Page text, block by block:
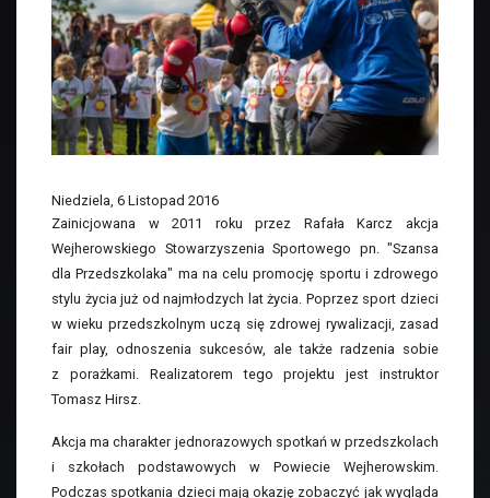
Niedziela, 6 Listopad 2016
Zainicjowana w 2011 roku przez Rafała Karcz akcja
Wejherowskiego Stowarzyszenia Sportowego pn. "Szansa
dla Przedszkolaka" ma na celu promocję sportu i zdrowego
stylu życia już od najmłodzych lat życia. Poprzez sport dzieci
w wieku przedszkolnym uczą się zdrowej rywalizacji, zasad
fair play, odnoszenia sukcesów, ale także radzenia sobie
z porażkami. Realizatorem tego projektu jest instruktor
Tomasz Hirsz.
Akcja ma charakter jednorazowych spotkań w przedszkolach
i szkołach podstawowych w Powiecie Wejherowskim.
Podczas spotkania dzieci mają okazję zobaczyć jak wygląda